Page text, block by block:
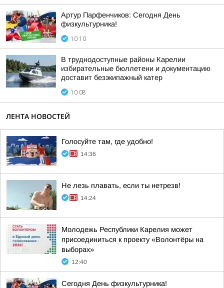
Артур Парфенчиков: Сегодня День
физкультурника!
10:10
В труднодоступные районы Карелии
избирательные бюллетени и документацию
доставит безэкипажный катер
10:08
ЛЕНТА НОВОСТЕЙ
Голосуйте там, где удобно!
14:36
Не лезь плавать, если ты нетрезв!
14:24
Молодежь Республики Карелия может
присоединиться к проекту «Волонтёры на
выборах»
12:40
Сегодня День физкультурника!